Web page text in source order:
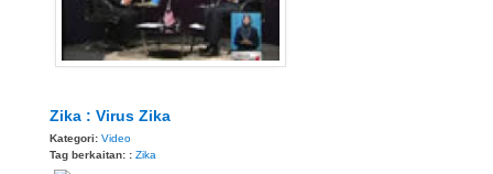
Zika : Virus Zika
Kategori: Video
Tag berkaitan: : Zika